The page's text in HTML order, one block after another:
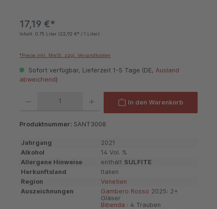
17,19 €*
Inhalt: 0.75 Liter (22,92 €* / 1 Liter)
*Preise inkl. MwSt. zzgl. Versandkosten
Sofort verfügbar, Lieferzeit 1-5 Tage (DE, Ausland
abweichend)
In den Warenkorb
Produktnummer: SANT3008
Jahrgang
2021
Alkohol
14 Vol. %
Allergene Hinweise
enthält SULFITE
Herkunftsland
Italien
Region
Venetien
Auszeichnungen
Gambero Rosso 2025: 2+
Gläser
Bibenda : 4 Trauben